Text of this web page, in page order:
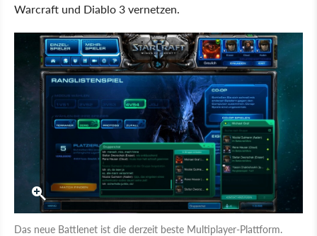
Warcraft und Diablo 3 vernetzen.
Das neue Battlenet ist die derzeit beste Multiplayer-Plattform.